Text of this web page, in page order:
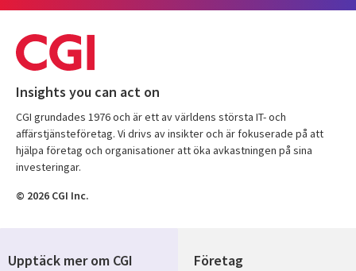
Insights you can act on
CGI grundades 1976 och är ett av världens största IT- och
affärstjänsteföretag. Vi drivs av insikter och är fokuserade på att
hjälpa företag och organisationer att öka avkastningen på sina
investeringar.
© 2026 CGI Inc.
Företag
Upptäck mer om CGI